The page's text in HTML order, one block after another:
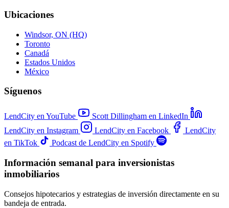
Ubicaciones
Windsor, ON (HQ)
Toronto
Canadá
Estados Unidos
México
Síguenos
LendCity en YouTube
Scott Dillingham en LinkedIn
LendCity en Instagram
LendCity en Facebook
LendCity
en TikTok
Podcast de LendCity en Spotify
Información semanal para inversionistas
inmobiliarios
Consejos hipotecarios y estrategias de inversión directamente en su
bandeja de entrada.